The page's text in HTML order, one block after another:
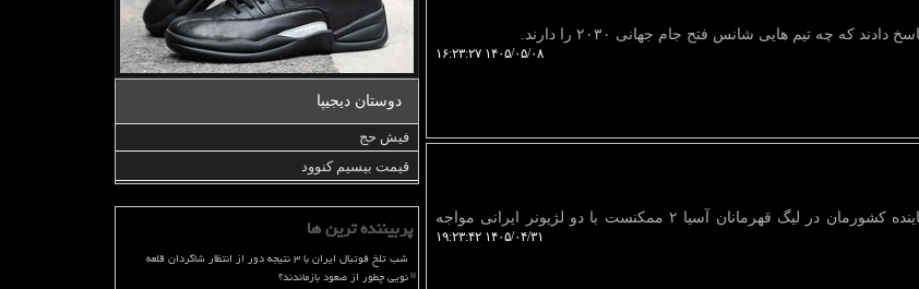
۱۴۰۵/۰۵/۰۸ ۱۶:۲۳:۲۷
دیجیپا: مطابق گزارش «فوتی رنکینگز»، نماینده کشورمان در لیگ قهرمانان آسیا ۲ ممکنست با دو لژیونر ایرانی مواجه
۱۴۰۵/۰۴/۳۱ ۱۹:۲۳:۴۲
دوستان دیجیپا
فیش حج
قیمت بیسیم کنوود
پربیننده ترین ها
شب تلخ فوتبال ایران با ۳ نتیجه دور از انتظار شاگردان قلعه
نویی چطور از صعود بازماندند؟